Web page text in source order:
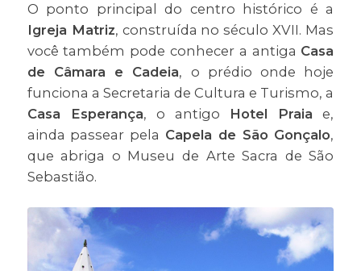
O ponto principal do centro histórico é a
Igreja Matriz, construída no século XVII. Mas
você também pode conhecer a antiga Casa
de Câmara e Cadeia, o prédio onde hoje
funciona a Secretaria de Cultura e Turismo, a
Casa Esperança, o antigo Hotel Praia e,
ainda passear pela Capela de São Gonçalo,
que abriga o Museu de Arte Sacra de São
Sebastião.